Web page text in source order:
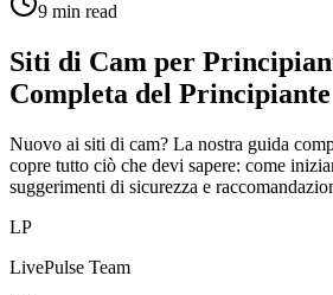
9 min read
Siti di Cam per
Completa del Principiante
Nuovo ai siti di cam? La nostra guida
copre tutto ciò che devi sapere: come
suggerimenti di sicurezza e
LP
LivePulse Team